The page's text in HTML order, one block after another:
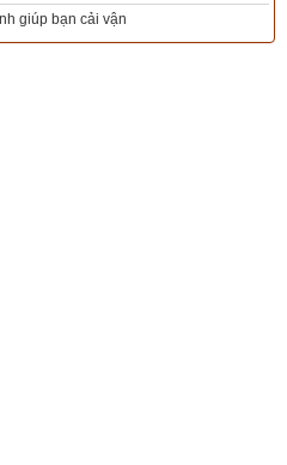
giúp bạn cải vận